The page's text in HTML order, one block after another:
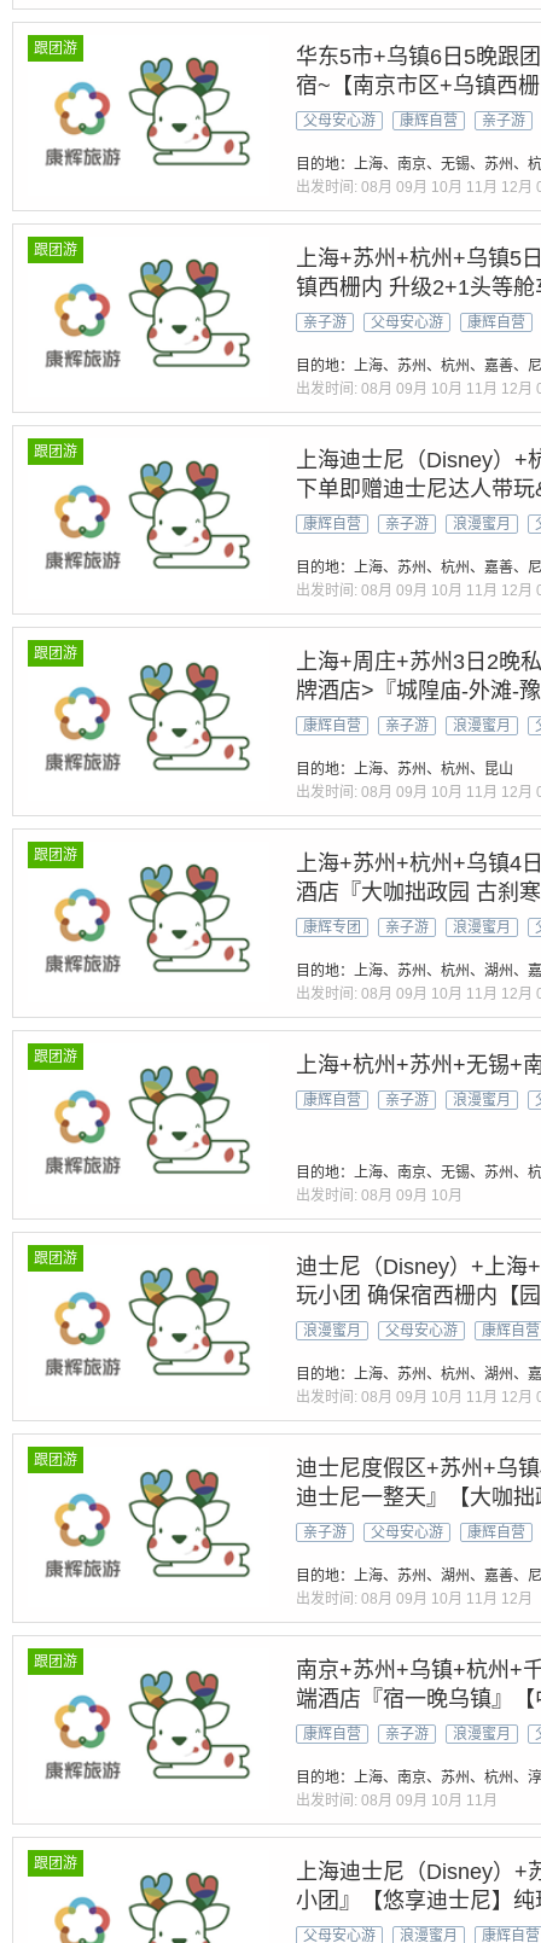
跟团游
华东5市+乌镇6日5晚跟
宿~【南京市区+乌镇西
世遗｜西湖西塘双游船
父母安心游 康辉自营 亲子游
目的地：上海、南京、无锡、苏州、
出发时间: 08月 09月 10月 11月 12月
跟团游
上海+苏州+杭州+乌镇5
镇西栅内 升级2+1头等
西塘双游船 汉服抄经】
亲子游 父母安心游 康辉自营
目的地：上海、苏州、杭州、嘉善、
出发时间: 08月 09月 10月 11月 12月
跟团游
上海迪士尼（Disney）+
下单即赠迪士尼达人带
政园|灵隐飞来峰|VIP入
康辉自营 亲子游 浪漫蜜月
目的地：上海、苏州、杭州、嘉善、
出发时间: 08月 09月 10月 11月 12月
跟团游
上海+周庄+苏州3日2晚
牌酒店>『城隍庙-外滩-
赠送景交-苏州园林：拙
康辉自营 亲子游 浪漫蜜月
目的地：上海、苏州、杭州、昆山
出发时间: 08月 09月 10月 11月 12月
跟团游
上海+苏州+杭州+乌镇4
酒店『大咖拙政园 古刹
宴+60网红素斋『赠西湖
康辉专团 亲子游 浪漫蜜月
目的地：上海、苏州、杭州、湖州、
出发时间: 08月 09月 10月 11月 12月
跟团游 上海+杭州+苏州+无锡+
康辉自营 亲子游 浪漫蜜月
目的地：上海、南京、无锡、苏州、
出发时间: 08月 09月 10月
跟团游
迪士尼（Disney）+上海
玩小团 确保宿西栅内【
5A三水乡｜品50元御茶
浪漫蜜月 父母安心游 康辉自营
目的地：上海、苏州、杭州、湖州、
出发时间: 08月 09月 10月 11月 12月
跟团游
迪士尼度假区+苏州+乌
迪士尼一整天』【大咖
宴+60寺内素斋【赠260
亲子游 父母安心游 康辉自营
目的地：上海、苏州、湖州、嘉善、
出发时间: 08月 09月 10月 11月 12月
跟团游
南京+苏州+乌镇+杭州+
端酒店『宿一晚乌镇』
卡乌镇西栅日与夜-登雷
康辉自营 亲子游 浪漫蜜月
目的地：上海、南京、苏州、杭州、
出发时间: 08月 09月 10月 11月
跟团游
上海迪士尼（Disney）+
小团』【悠享迪士尼】
乡 乌镇西塘丨网红西栅
父母安心游 浪漫蜜月 康辉自营